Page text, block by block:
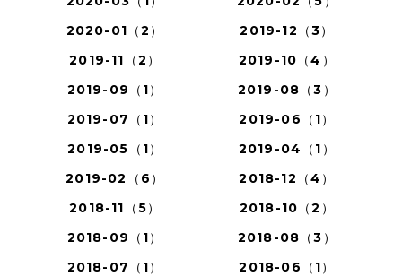
2020-01（2）
2019-12（3）
2019-11（2）
2019-10（4）
2019-09（1）
2019-08（3）
2019-07（1）
2019-06（1）
2019-05（1）
2019-04（1）
2019-02（6）
2018-12（4）
2018-11（5）
2018-10（2）
2018-09（1）
2018-08（3）
2018-07（1）
2018-06（1）